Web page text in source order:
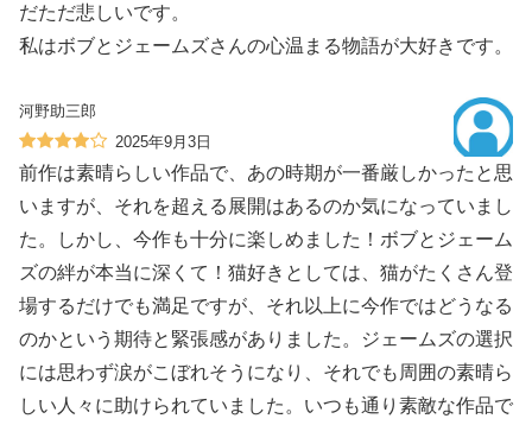
だただ悲しいです。
私はボブとジェームズさんの心温まる物語が大好きです。
河野助三郎
2025年9月3日
前作は素晴らしい作品で、あの時期が一番厳しかったと思
いますが、それを超える展開はあるのか気になっていまし
た。しかし、今作も十分に楽しめました！ボブとジェーム
ズの絆が本当に深くて！猫好きとしては、猫がたくさん登
場するだけでも満足ですが、それ以上に今作ではどうなる
のかという期待と緊張感がありました。ジェームズの選択
には思わず涙がこぼれそうになり、それでも周囲の素晴ら
しい人々に助けられていました。いつも通り素敵な作品で